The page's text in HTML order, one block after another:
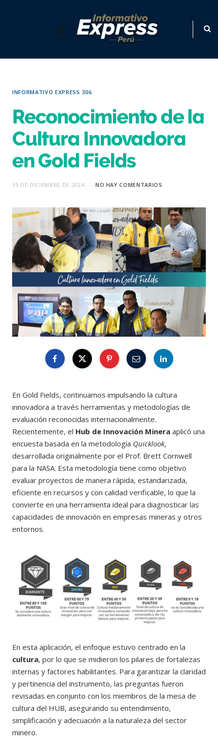
INFORMATIVO EXPRESS 306
Reconocimiento de la
Cultura Innovadora
en Gold Fields
19 DE DICIEMBRE DE 2024 NO HAY COMENTARIOS
En Gold Fields, continuamos impulsando la cultura
innovadora a través herramientas y metodologías de
evaluación reconocidas internacionalmente.
Recientemente, el Hub de Innovación Minera aplicó una
encuesta basada en la metodología Quicklook,
desarrollada originalmente por el Prof. Brett Cornwell
para la NASA. Esta metodología tiene como objetivo
evaluar proyectos de manera rápida, estandarizada,
eficiente en recursos y con calidad verificable, lo que la
convierte en una herramienta ideal para diagnosticar las
capacidades de innovación en empresas mineras y otros
entornos.
En esta aplicación, el enfoque estuvo centrado en la
cultura, por lo que se midieron los pilares de fortalezas
internas y factores habilitantes. Para garantizar la claridad
y pertinencia del instrumento, las preguntas fueron
revisadas en conjunto con los miembros de la mesa de
cultura del HUB, asegurando su entendimiento,
simplificación y adecuación a la naturaleza del sector
minero.